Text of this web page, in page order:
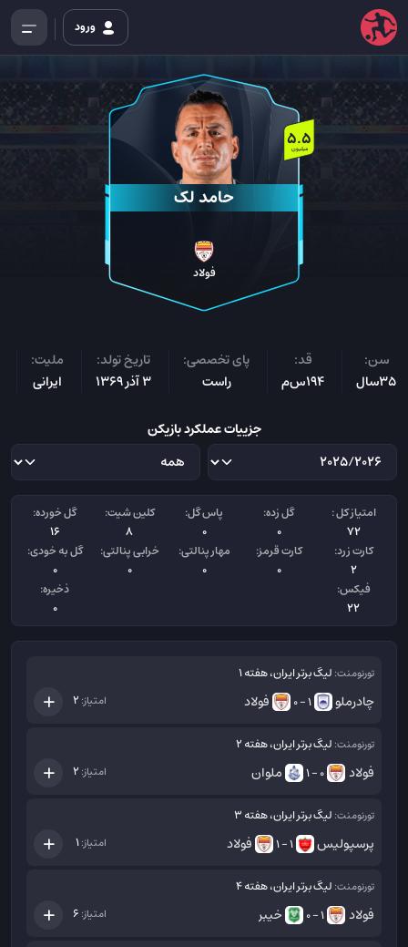
ورود
حامد لک
5.5
میلیون
فولاد
سن:
35سال
قد:
194س‌م
پای تخصصی:
راست
تاریخ تولد:
3 آذر 1369
ملیت:
ایرانی
جزییات عملکرد بازیکن
امتیاز کل :
72
گل زده:
0
پاس گل:
0
کلین شیت:
8
گل خورده:
16
کارت زرد:
2
کارت قرمز:
0
مهار پنالتی:
0
خرابی پنالتی:
0
گل به خودی:
0
فیکس:
22
ذخیره:
0
تورنومنت: لیگ برتر ایران، هفته 1
چادرملو 1 - 0 فولاد امتیاز: 2
تورنومنت: لیگ برتر ایران، هفته 2
فولاد 0 - 1 ملوان امتیاز: 2
تورنومنت: لیگ برتر ایران، هفته 3
پرسپولیس 1 - 1 فولاد امتیاز:1
تورنومنت: لیگ برتر ایران، هفته 4
فولاد 1 - 0 خیبر امتیاز: 6